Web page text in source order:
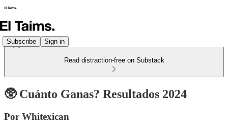
Subscribe Sign in
Read distraction-free on Substack
🥸 Cuánto Ganas? Resultados 2024
Por Whitexican